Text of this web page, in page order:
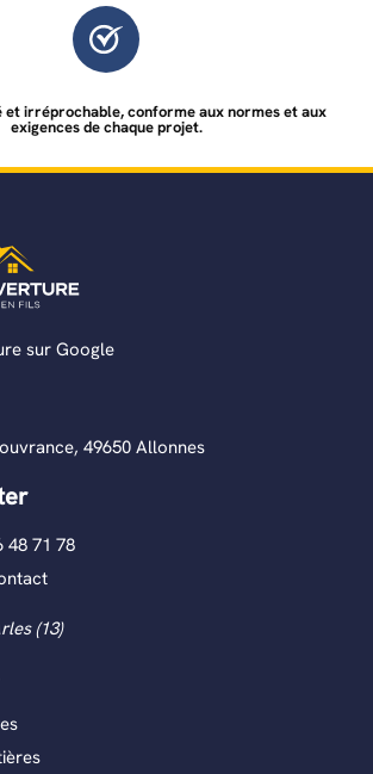
et irréprochable, conforme aux normes et aux
exigences de chaque projet.
sur Google
49650 Allonnes
48 71 78
(13)